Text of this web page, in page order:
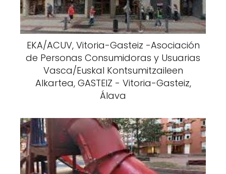
EKA/ACUV, Vitoria-Gasteiz -Asociación
de Personas Consumidoras y Usuarias
Vasca/Euskal Kontsumitzaileen
Alkartea, GASTEIZ - Vitoria-Gasteiz,
Álava